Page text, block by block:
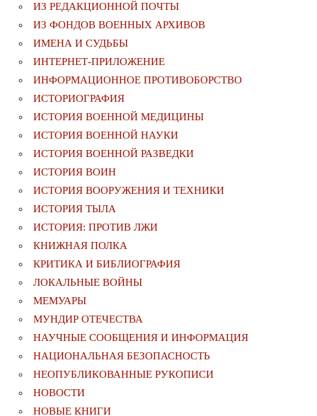
ИЗ РЕДАКЦИОННОЙ ПОЧТЫ
ИЗ ФОНДОВ ВОЕННЫХ АРХИВОВ
ИМЕНА И СУДЬБЫ
ИНТЕРНЕТ-ПРИЛОЖЕНИЕ
ИНФОРМАЦИОННОЕ ПРОТИВОБОРСТВО
ИСТОРИОГРАФИЯ
ИСТОРИЯ ВОЕННОЙ МЕДИЦИНЫ
ИСТОРИЯ ВОЕННОЙ НАУКИ
ИСТОРИЯ ВОЕННОЙ РАЗВЕДКИ
ИСТОРИЯ ВОИН
ИСТОРИЯ ВООРУЖЕНИЯ И ТЕХНИКИ
ИСТОРИЯ ТЫЛА
ИСТОРИЯ: ПРОТИВ ЛЖИ
КНИЖНАЯ ПОЛКА
КРИТИКА И БИБЛИОГРАФИЯ
ЛОКАЛЬНЫЕ ВОЙНЫ
МЕМУАРЫ
МУНДИР ОТЕЧЕСТВА
НАУЧНЫЕ СООБЩЕНИЯ И ИНФОРМАЦИЯ
НАЦИОНАЛЬНАЯ БЕЗОПАСНОСТЬ
НЕОПУБЛИКОВАННЫЕ РУКОПИСИ
НОВОСТИ
НОВЫЕ КНИГИ